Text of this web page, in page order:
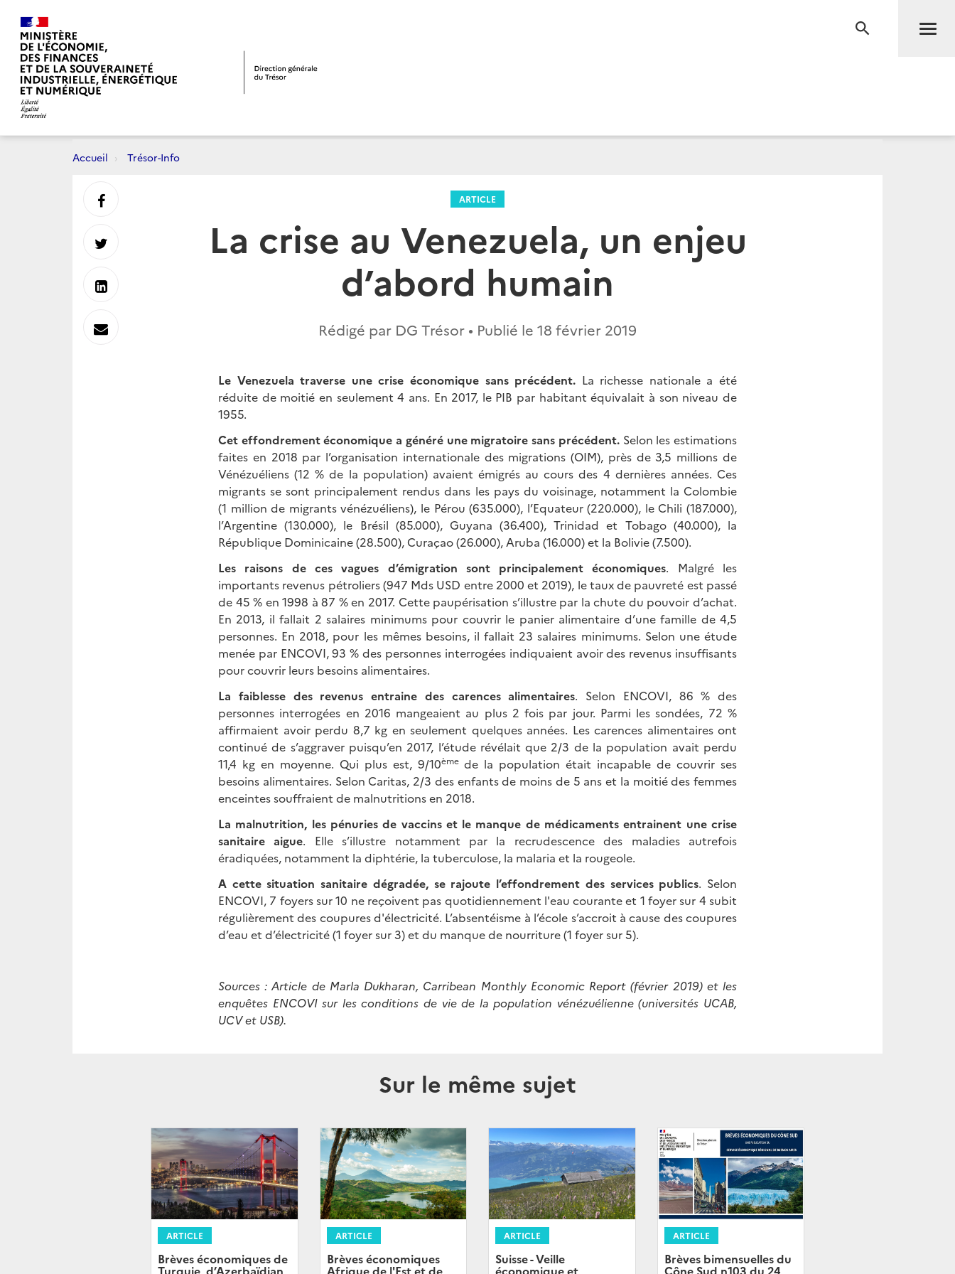
RECHERCHE
Accueil Trésor-Info
ARTICLE
La crise au Venezuela, un enjeu
d’abord humain
Rédigé par DG Trésor • Publié le 18 février 2019
Le Venezuela traverse une crise économique sans précédent. La richesse nationale a été
réduite de moitié en seulement 4 ans. En 2017, le PIB par habitant équivalait à son niveau de
1955.
Cet effondrement économique a généré une migratoire sans précédent.Selon les estimations
faites en 2018 par l’organisation internationale des migrations (OIM), près de 3,5 millions de
Vénézuéliens (12 % de la population) avaient émigrés au cours des 4 dernières années. Ces
migrants se sont principalement rendus dans les pays du voisinage, notamment la Colombie
(1 million de migrants vénézuéliens), le Pérou (635.000), l’Equateur (220.000), le Chili (187.000),
l’Argentine (130.000), le Brésil (85.000), Guyana (36.400), Trinidad et Tobago (40.000), la
République Dominicaine (28.500), Curaçao (26.000), Aruba (16.000) et la Bolivie (7.500).
Les raisons de ces vagues d’émigration sont principalement économiques. Malgré les
importants revenus pétroliers (947 Mds USD entre 2000 et 2019), le taux de pauvreté est passé
de 45 % en 1998 à 87 % en 2017. Cette paupérisation s’illustre par la chute du pouvoir d’achat.
En 2013, il fallait 2 salaires minimums pour couvrir le panier alimentaire d’une famille de 4,5
personnes. En 2018, pour les mêmes besoins, il fallait 23 salaires minimums. Selon une étude
menée par ENCOVI, 93 % des personnes interrogées indiquaient avoir des revenus insuffisants
pour couvrir leurs besoins alimentaires.
La faiblesse des revenus entraine des carences alimentaires. Selon ENCOVI, 86 % des
personnes interrogées en 2016 mangeaient au plus 2 fois par jour. Parmi les sondées, 72 %
affirmaient avoir perdu 8,7 kg en seulement quelques années. Les carences alimentaires ont
continué de s’aggraver puisqu’en 2017, l’étude révélait que 2/3 de la population avait perdu
11,4 kg en moyenne. Qui plus est, 9/10èmede la population était incapable de couvrir ses
besoins alimentaires. Selon Caritas, 2/3 des enfants de moins de 5 ans et la moitié des femmes
enceintes souffraient de malnutritions en 2018.
La malnutrition, les pénuries de vaccins et le manque de médicaments entrainent une crise
sanitaire aigue. Elle s’illustre notamment par la recrudescence des maladies autrefois
éradiquées, notamment la diphtérie, la tuberculose, la malaria et la rougeole.
A cette situation sanitaire dégradée, se rajoute l’effondrement des services publics. Selon
ENCOVI, 7 foyers sur 10 ne reçoivent pas quotidiennement l'eau courante et 1 foyer sur 4 subit
régulièrement des coupures d'électricité. L’absentéisme à l’école s’accroit à cause des coupures
d’eau et d’électricité (1 foyer sur 3) et du manque de nourriture (1 foyer sur 5).
Sources : Article de Marla Dukharan, Carribean Monthly Economic Report (février 2019) et les
enquêtes ENCOVI sur les conditions de vie de la population vénézuélienne (universités UCAB,
UCV et USB).
Sur le même sujet
ARTICLE
Brèves économiques de
Turquie, d’Azerbaïdjan,
ARTICLE
Brèves économiques
Afrique de l'Est et de
ARTICLE
Suisse - Veille
économique et
ARTICLE
Brèves bimensuelles du
Cône Sud n103 du 24
Partager
sur
Partager
sur
Partager
sur
Envoyer